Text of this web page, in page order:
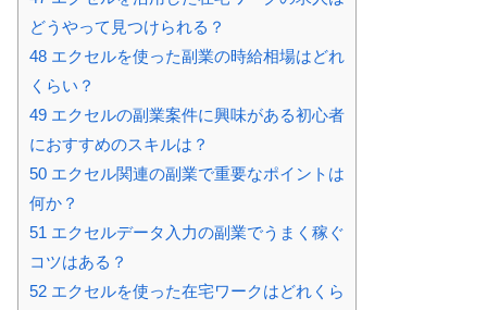
どうやって見つけられる？
48 エクセルを使った副業の時給相場はどれ
くらい？
49 エクセルの副業案件に興味がある初心者
におすすめのスキルは？
50 エクセル関連の副業で重要なポイントは
何か？
51 エクセルデータ入力の副業でうまく稼ぐ
コツはある？
52 エクセルを使った在宅ワークはどれくら